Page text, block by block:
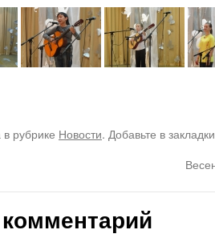
рубрике Новости. Добавьте в